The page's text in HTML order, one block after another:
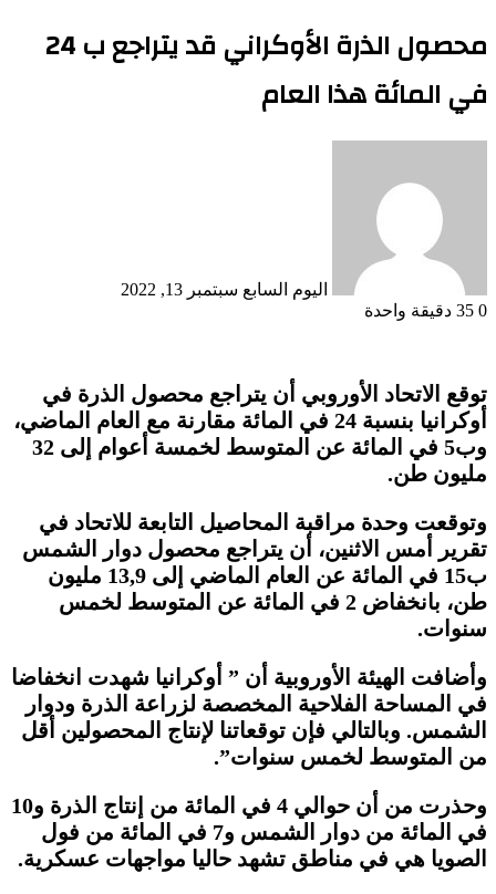
محصول الذرة الأوكراني قد يتراجع ب 24
في المائة هذا العام
اليوم السابع سبتمبر 13, 2022
0
دقيقة واحدة
توقع الاتحاد الأوروبي أن يتراجع محصول الذرة في
أوكرانيا بنسبة 24 في المائة مقارنة مع العام الماضي،
وب5 في المائة عن المتوسط لخمسة أعوام إلى 32
مليون طن.
وتوقعت وحدة مراقبة المحاصيل التابعة للاتحاد في
تقرير أمس الاثنين، أن يتراجع محصول دوار الشمس
ب15 في المائة عن العام الماضي إلى 13,9 مليون
طن، بانخفاض 2 في المائة عن المتوسط لخمس
سنوات.
وأضافت الهيئة الأوروبية أن ” أوكرانيا شهدت انخفاضا
في المساحة الفلاحية المخصصة لزراعة الذرة ودوار
الشمس. وبالتالي فإن توقعاتنا لإنتاج المحصولين أقل
من المتوسط لخمس سنوات”.
وحذرت من أن حوالي 4 في المائة من إنتاج الذرة و10
في المائة من دوار الشمس و7 في المائة من فول
الصويا هي في مناطق تشهد حاليا مواجهات عسكرية.